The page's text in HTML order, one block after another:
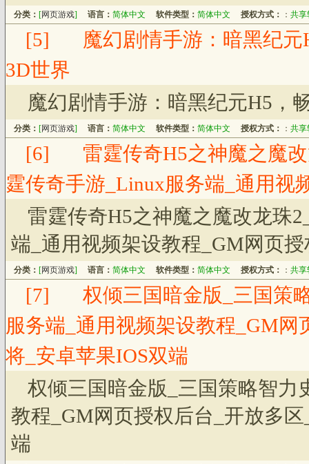
分类： [网页游戏] 语言： 简体中文 软件类型： 简体中文 授权方式： ： 共享
[5]
魔幻剧情手游：暗黑纪
3D世界
魔幻剧情手游：暗黑纪元H5，
分类： [网页游戏] 语言： 简体中文 软件类型： 简体中文 授权方式： ： 共享
[6]
雷霆传奇H5之神魔之魔
霆传奇手游_Linux服务端_通用视
雷霆传奇H5之神魔之魔改龙珠
端_通用视频架设教程_GM网页
分类： [网页游戏] 语言： 简体中文 软件类型： 简体中文 授权方式： ： 共享
[7]
权倾三国暗金版_三国策
服务端_通用视频架设教程_GM
将_安卓苹果IOS双端
权倾三国暗金版_三国策略智力
教程_GM网页授权后台_开放多
端